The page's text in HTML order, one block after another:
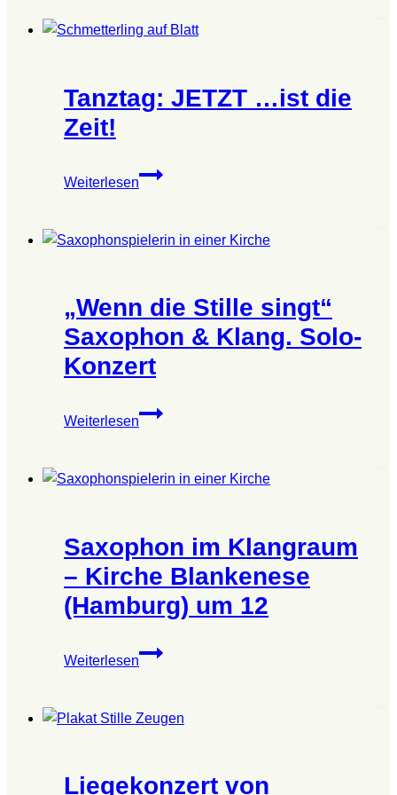
Leben
Tanztag: JETZT …ist die
Zeit!
Weiterlesen
Tanztag:
ist
„Wenn die Stille singt“
Saxophon & Klang. Solo-
Konzert
Weiterlesen
„Wenn
singt“
Klang.
Solo-
Konzert
Saxophon im Klangraum
– Kirche Blankenese
(Hamburg) um 12
Weiterlesen
Saxophon
–
(Hamburg)
Liegekonzert von